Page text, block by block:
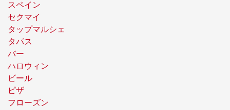
スペイン
セクマイ
タップマルシェ
タパス
バー
ハロウィン
ビール
ピザ
フローズン